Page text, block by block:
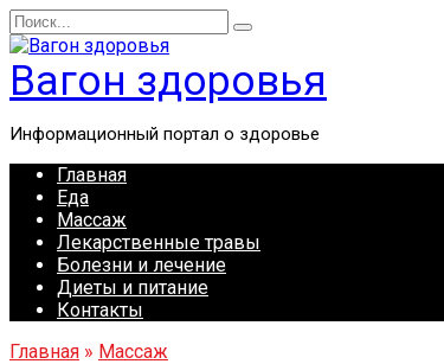
Перейти
к
содержанию
Search
for:
Вагон здоровья
Информационный портал о здоровье
Главная
Еда
Массаж
Лекарственные травы
Болезни и лечение
Диеты и питание
Контакты
Главная » Массаж